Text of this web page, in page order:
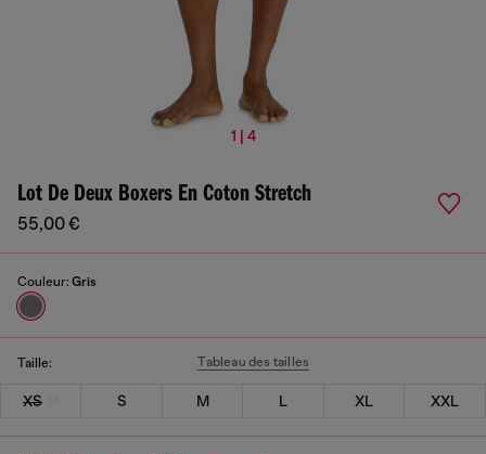
1 | 4
Lot De Deux Boxers En Coton Stretch
55,00 €
Couleur: Gris
Taille: Tableau des tailles
XS S M L XL XXL